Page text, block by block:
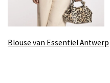
Blouse van Essentiel Antwerp